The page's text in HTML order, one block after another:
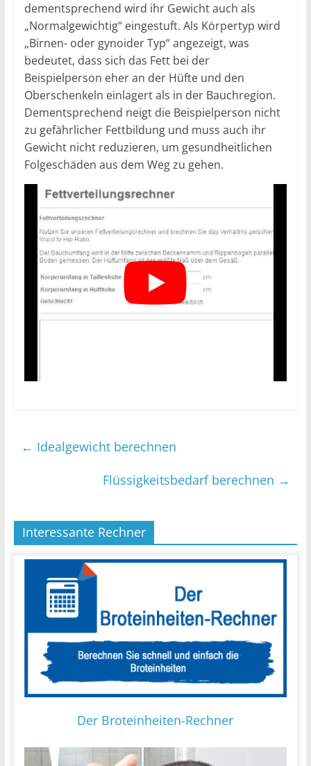
dementsprechend wird ihr Gewicht auch als
„Normalgewichtig“ eingestuft. Als Körpertyp wird
„Birnen- oder gynoider Typ“ angezeigt, was
bedeutet, dass sich das Fett bei der
Beispielperson eher an der Hüfte und den
Oberschenkeln einlagert als in der Bauchregion.
Dementsprechend neigt die Beispielperson nicht
zu gefährlicher Fettbildung und muss auch ihr
Gewicht nicht reduzieren, um gesundheitlichen
Folgeschäden aus dem Weg zu gehen.
← Idealgewicht berechnen
Flüssigkeitsbedarf berechnen →
Interessante Rechner
Der Broteinheiten-Rechner